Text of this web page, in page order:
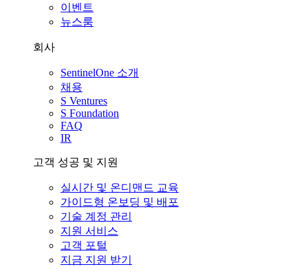
이벤트
뉴스룸
회사
SentinelOne 소개
채용
S Ventures
S Foundation
FAQ
IR
고객 성공 및 지원
실시간 및 온디맨드 교육
가이드형 온보딩 및 배포
기술 계정 관리
지원 서비스
고객 포털
지금 지원 받기